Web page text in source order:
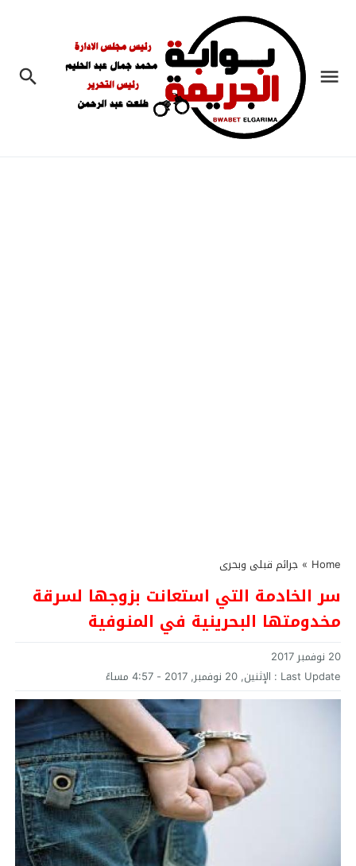
Home
» جرائم قبلى وبحرى
سر الخادمة التي استعانت بزوجها لسرقة
مخدومتها البحرينية في المنوفية
20 نوفمبر 2017
Last Update : الإثنين, 20 نوفمبر, 2017 - 4:57 مساءً